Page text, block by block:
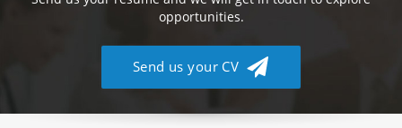
opportunities.
Send us your CV